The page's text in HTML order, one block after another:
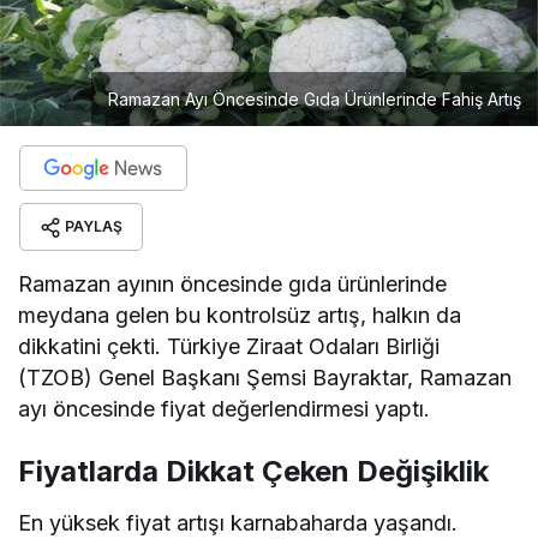
Ramazan Ayı Öncesinde Gıda Ürünlerinde Fahiş Artış
PAYLAŞ
Ramazan ayının öncesinde gıda ürünlerinde
meydana gelen bu kontrolsüz artış, halkın da
dikkatini çekti. Türkiye Ziraat Odaları Birliği
(TZOB) Genel Başkanı Şemsi Bayraktar, Ramazan
ayı öncesinde fiyat değerlendirmesi yaptı.
Fiyatlarda Dikkat Çeken Değişiklik
En yüksek fiyat artışı karnabaharda yaşandı.